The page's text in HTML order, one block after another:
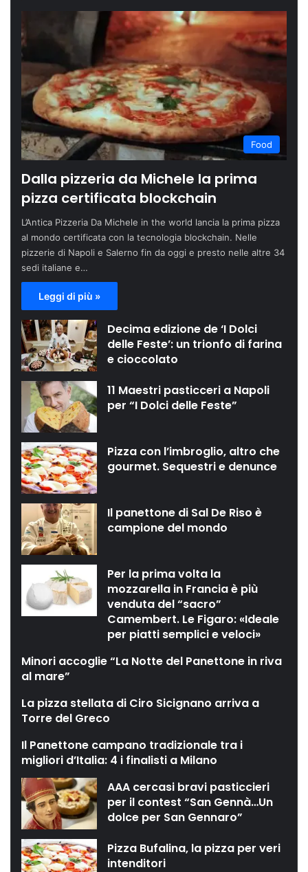
Food
Dalla pizzeria da Michele la prima
pizza certificata blockchain
L’Antica Pizzeria Da Michele in the world lancia la prima pizza
al mondo certificata con la tecnologia blockchain. Nelle
pizzerie di Napoli e Salerno fin da oggi e presto nelle altre 34
sedi italiane e…
Leggi di più »
Decima edizione de ‘I Dolci
delle Feste’: un trionfo di farina
e cioccolato
11 Maestri pasticceri a Napoli
per “I Dolci delle Feste”
Pizza con l’imbroglio, altro che
gourmet. Sequestri e denunce
Il panettone di Sal De Riso è
campione del mondo
Per la prima volta la
mozzarella in Francia è più
venduta del “sacro”
Camembert. Le Figaro: «Ideale
per piatti semplici e veloci»
Minori accoglie “La Notte del Panettone in riva
al mare”
La pizza stellata di Ciro Sicignano arriva a
Torre del Greco
Il Panettone campano tradizionale tra i
migliori d’Italia: 4 i finalisti a Milano
AAA cercasi bravi pasticcieri
per il contest “San Gennà…Un
dolce per San Gennaro”
Pizza Bufalina, la pizza per veri
intenditori